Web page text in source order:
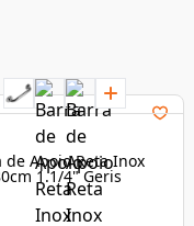
de Apoio Reta Inox
1.1/4" Geris